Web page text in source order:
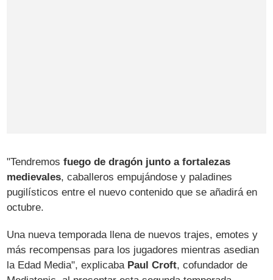
"Tendremosfuego de dragón junto a fortalezas
medievales, caballeros empujándose y paladines
pugilísticos entre el nuevo contenido que se añadirá en
octubre.
Una nueva temporada llena de nuevos trajes, emotes y
más recompensas para los jugadores mientras asedian
la Edad Media", explicaba Paul Croft, cofundador de